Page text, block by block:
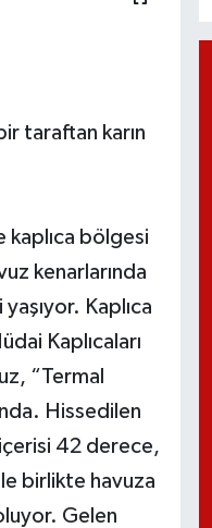
taraftan karın
kaplıca bölgesi
kenarlarında
Kaplıca
Kaplıcaları
“Termal
Hissedilen
42 derece,
birlikte havuza
Gelen